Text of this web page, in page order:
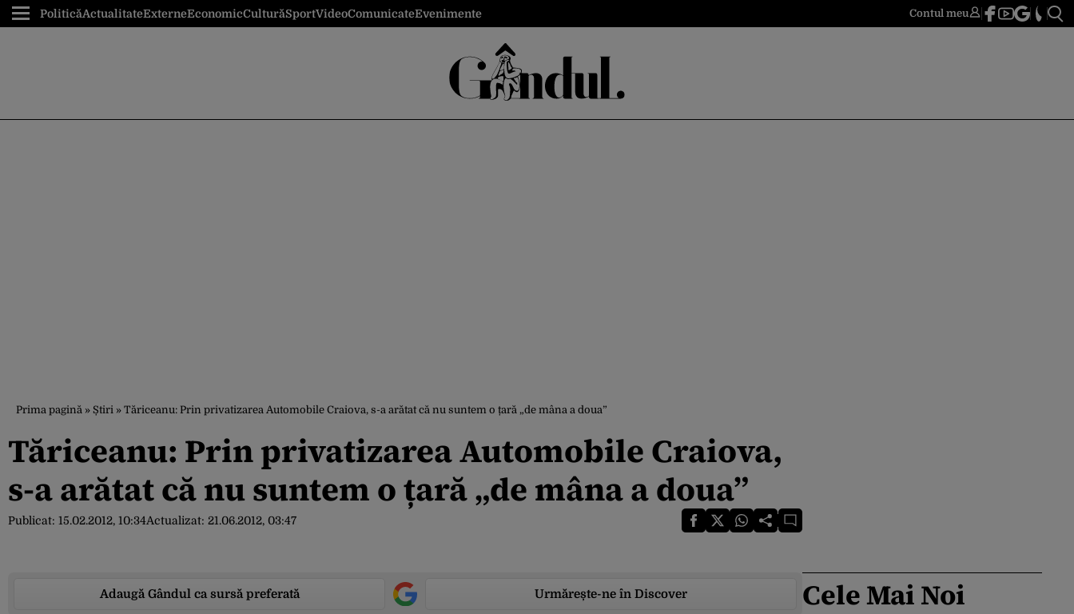
PoliticăActualitateExterneEconomicCulturăSportVideoComunicateEvenimente Contul meu
Prima pagină » Știri » Tăriceanu: Prin privatizarea Automobile Craiova, s-a arătat că nu suntem o țară „de mâna a doua”
Tăriceanu: Prin privatizarea Automobile Craiova,
s-a arătat că nu suntem o țară „de mâna a doua”
Publicat: 15.02.2012, 10:34Actualizat: 21.06.2012, 03:47
Adaugă Gândul ca sursă preferată Urmărește-ne în Discover Cele Mai Noi